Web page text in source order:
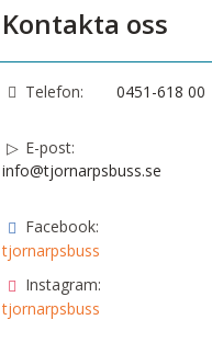
Kontakta oss
Telefon: 0451-618 00
E-post:
info@tjornarpsbuss.se
Facebook:
tjornarpsbuss
Instagram:
tjornarpsbuss